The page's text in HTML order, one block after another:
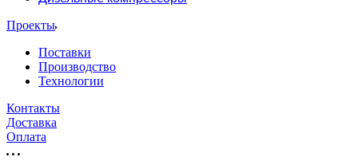
Проекты
Поставки
Производство
Технологии
Контакты
Доставка
Оплата